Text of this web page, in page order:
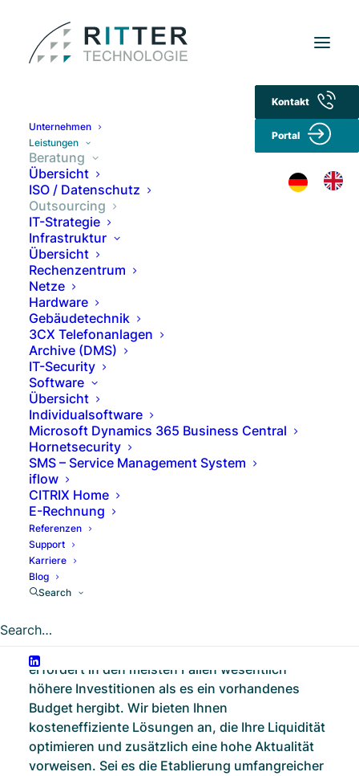
Unternehmen
Leistungen
Beratung
Übersicht
ISO / Datenschutz
Outsourcing
IT-Strategie
Infrastruktur
Übersicht
Rechenzentrum
Netze
Hardware
Gebäudetechnik
3CX Telefonanlagen
Archive (DMS)
IT-Security
Software
Übersicht
Individualsoftware
Microsoft Dynamics 365 Business Central
Hornetsecurity
SMS – Service Management System
iflow
CITRIX Home
E-Rechnung
Referenzen
Support
Karriere
Blog
Kontakt
Portal
Search
RITTER Technologie. Beratung
Outsourcing
Outsourcing
Kosteneffiziente Lösungen
für Ihr Unternehmen
Eine professionelle und umfangreiche
erfordert in den meisten Fällen wesentlich
höhere Investitionen als es ein vorhandenes
Budget hergibt. Wir bieten Ihnen
kosteneffiziente Lösungen an, die Ihre Liquidität
optimieren und zusätzlich eine hohe Aktualität
vorweisen. Sei es die Etablierung umfangreicher